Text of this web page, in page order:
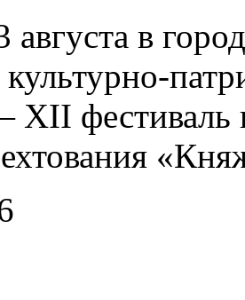
в
XII фестиваль